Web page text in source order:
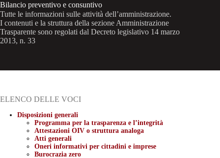
Bilancio preventivo e consuntivo
Tutte le informazioni sulle attività dell’amministrazione.
I contenuti e la struttura della sezione Amministrazione
Trasparente sono regolati dal Decreto legislativo 14 marzo
2013, n. 33
ELENCO DELLE VOCI
Disposizioni generali
Programma per la trasparenza e l’integrità
Attestazioni OIV o struttura analoga
Atti generali
Oneri informativi per cittadini e imprese
Burocrazia zero